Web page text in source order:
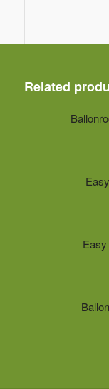
Related
Easy